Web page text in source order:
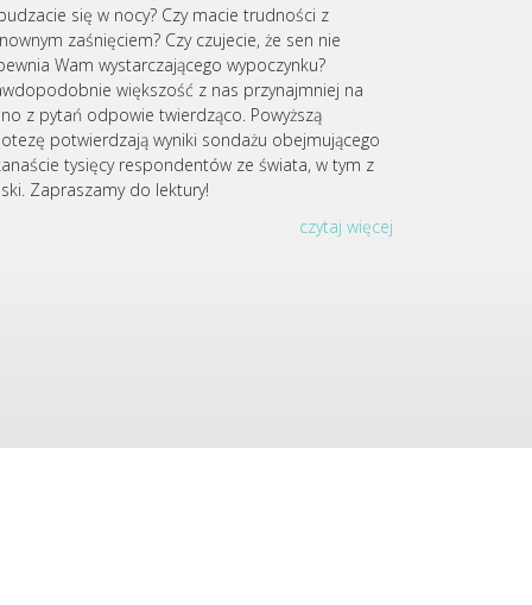
się w nocy? Czy macie trudności z
zaśnięciem? Czy czujecie, że sen nie
Wam wystarczającego wypoczynku?
większość z nas przynajmniej na
z pytań odpowie twierdząco. Powyższą
potwierdzają wyniki sondażu obejmującego
tysięcy respondentów ze świata, w tym z
Zapraszamy do lektury!
czytaj więcej